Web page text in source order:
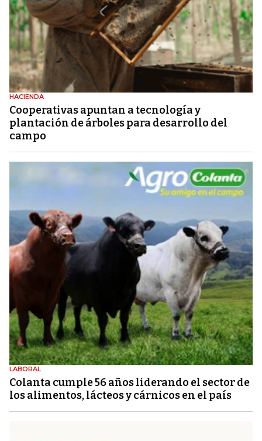
HACIENDA
Cooperativas apuntan a tecnología y
plantación de árboles para desarrollo del
campo
LABORAL
Colanta cumple 56 años liderando el sector de
los alimentos, lácteos y cárnicos en el país